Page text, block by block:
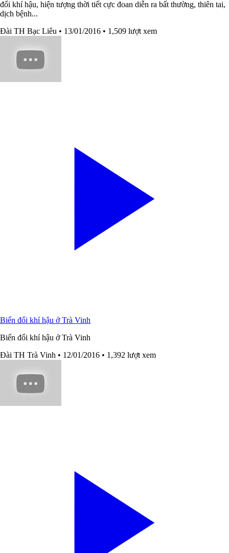
đổi khí hậu, hiện tượng thời tiết cực đoan diễn ra bất thường, thiên tai,
dịch bệnh...
Đài TH Bạc Liêu • 13/01/2016 • 1,509 lượt xem
Biến đổi khí hậu ở Trà Vinh
Biến đổi khí hậu ở Trà Vinh
Đài TH Trà Vinh • 12/01/2016 • 1,392 lượt xem